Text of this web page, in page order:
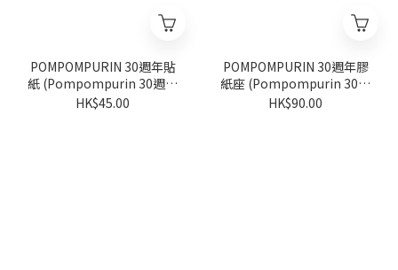
POMPOMPURIN 30週年貼
紙 (Pompompurin 30週年
系列)
HK$45.00
POMPOMPURIN 30週年膠
紙座 (Pompompurin 30週
年系列)
HK$90.00